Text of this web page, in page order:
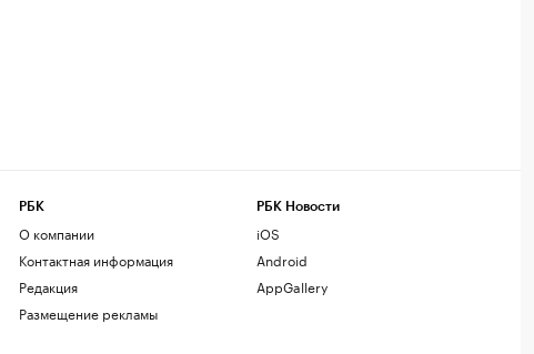
РБК
О компании
Контактная информация
Редакция
Размещение рекламы
РБК Новости
iOS
Android
AppGallery